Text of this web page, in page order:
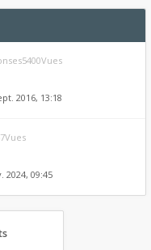
2016, 13:18
2024, 09:45